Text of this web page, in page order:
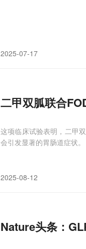
2025-07-17
二甲双胍联合
这项临床试验表明，二甲
会引发显著的胃肠道症状。
2025-08-12
Nature头条：